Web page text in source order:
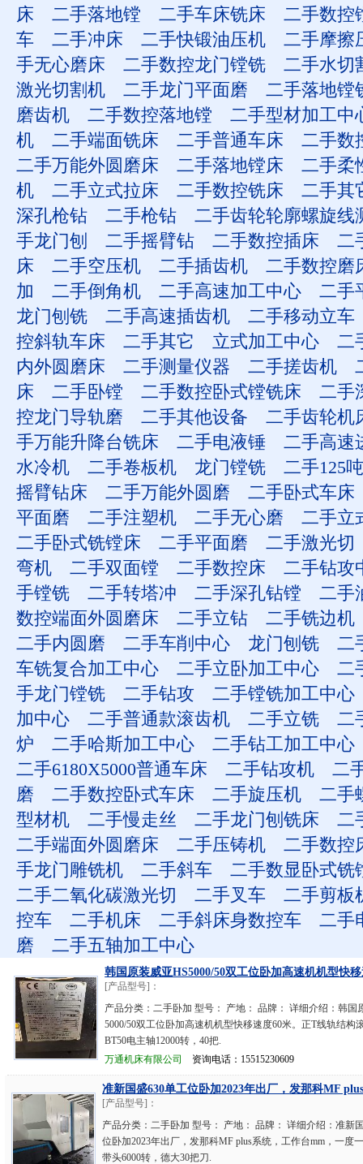
床
二手落地镗 二手车床铣床
二手数控
车
二手冲床 二手快锻油压机
二手摩擦
手无心磨床
二手数控龙门镗铣
二手水切
激光切割机
二手龙门平面磨
二手落地镗
磨齿机
二手数控落地镗
二手型材加工中
机
二手端面铣床 二手普通车床
二手数
二手万能外圆磨床
二手落地镗床
二手柔
机
二手立式拉床 二手数控铣床
二手其
深孔枪钻
二手枪钻
二手齿轮轮廓螺旋线
手龙门刨
二手摇臂钻 二手数控插床
二
床
二手空压机 二手插齿机
二手数控磨
加
二手倒角机 二手高速加工中心
二手
龙门刨铣
二手高速插齿机
二手移动立车
控斜轨车床
二手其它 立式加工中心
二
内外圆磨床
二手测量仪器 二手搓齿机
床
二手卧镗 二手数控卧式镗铣床
二手
控龙门导轨磨
二手其他设备
二手齿轮机
手万能升降台铣床
二手电液锤
二手高速
水冷机
二手卷板机 龙门镗铣
二手125
摇臂钻床
二手万能外圆磨
二手卧式车床
平面磨
二手注塑机 二手无心磨
二手立
二手卧式铣镗床
二手平面磨
二手激光切
弯机
二手双面镗 二手数控床
二手钻攻
手镗铣
二手转塔冲 二手深孔钻镗
二手
数控端面外圆磨床
二手立钻
二手铣边机
二手内圆磨
二手车削中心 龙门刨铣
二
车铣复合加工中心
二手立卧加工中心
二
手龙门镗铣
二手钻攻
二手镗铣加工中心
加中心
二手普通款滚齿机 二手立铣
二
炉
二手哈斯加工中心
二手钻工加工中心
二手6180X5000普通车床
二手钻攻机
二
磨
二手数控卧式车床 二手旋压机
二手
型材机
二手慢走丝 二手龙门刨铣床
二
二手端面外圆磨床
二手压铸机
二手数控
手龙门雕铣机
二手斜车
二手数显卧式铣
二手二氧化碳激光切
二手叉车
二手剪板
控车
二手机床 二手斜床身数控车
二手
磨
二手五轴加工中心
韩国原装威亚HS5000/50双工位卧加高速机机型快
[产品型号]：
产品分类：二手卧加 型号： 产地： 品牌： 详细介绍：韩国
5000/50双工位卧加高速机机型快移速度60米。正T线轨结构
BT50电主轴12000转，40把.
万通机床有限公司
资询电话：15515230609
准新国盛630单工位卧加2023年出厂，发那科MF
[产品型号]：
产品分类：二手卧加 型号： 产地： 品牌： 详细介绍：准新
位卧加2023年出厂，发那科MF plus系统，工作台mm，一度
带头6000转，德大30把刀.